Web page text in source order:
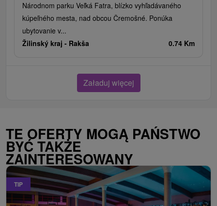
Národnom parku Veľká Fatra, blízko vyhľadávaného
kúpeľného mesta, nad obcou Čremošné. Ponúka
ubytovanie v...
Žilinský kraj - Rakša 0.74 Km
Załaduj więcej
TE OFERTY MOGĄ PAŃSTWO
BYĆ TAKŻE
ZAINTERESOWANY
TIP